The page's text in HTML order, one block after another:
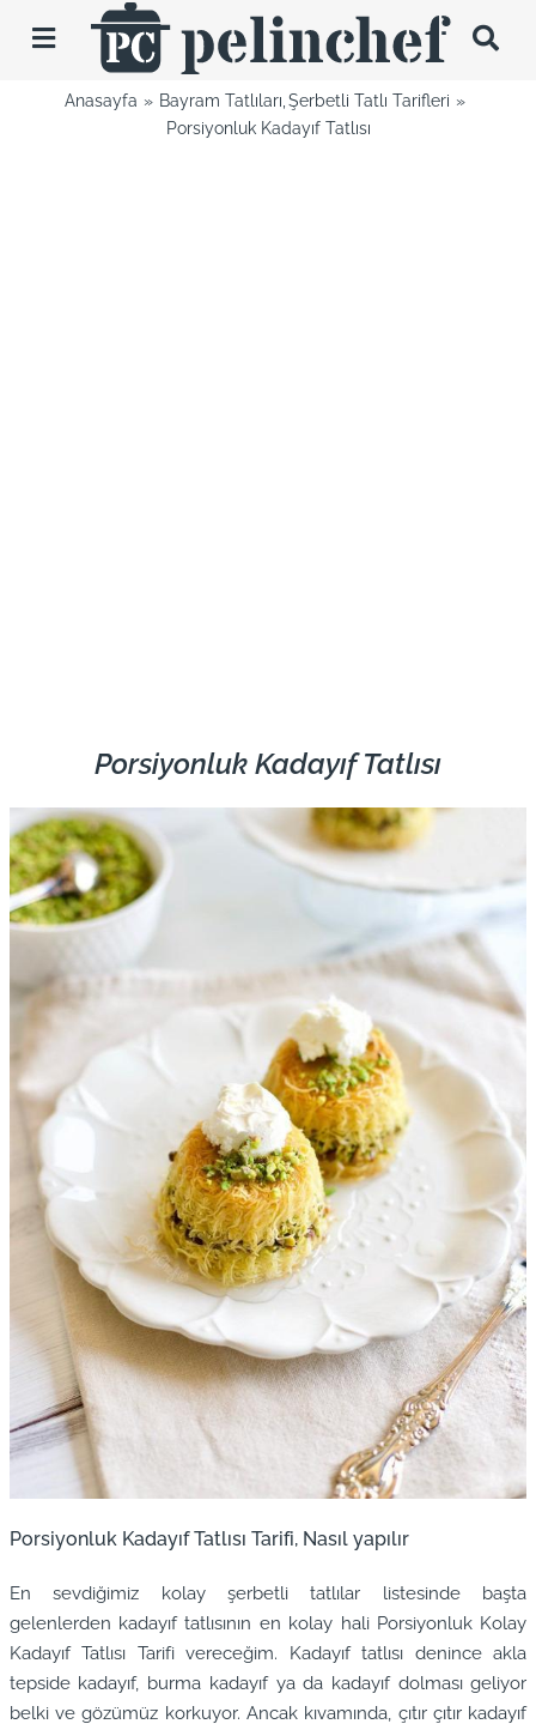
Toggle
Navigation
Tarifler
Anasayfa Bayram Tatlıları Şerbetli Tatlı Tarifleri
Porsiyonluk Kadayıf Tatlısı
Porsiyonluk Kadayıf Tatlısı
Porsiyonluk Kadayıf Tatlısı Tarifi, Nasıl yapılır
En sevdiğimiz kolay şerbetli tatlılar listesinde başta
gelenlerden kadayıf tatlısının en kolay hali Porsiyonluk Kolay
Kadayıf Tatlısı Tarifi vereceğim. Kadayıf tatlısı denince akla
tepside kadayıf, burma kadayıf ya da kadayıf dolması geliyor
belki ve gözümüz korkuyor. Ancak kıvamında, çıtır çıtır kadayıf